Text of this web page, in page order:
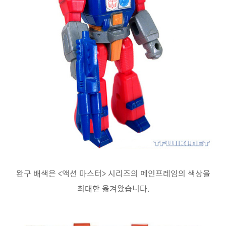
완구 배색은 <액션 마스터> 시리즈의 메인프레임의 색상을
최대한 옮겨왔습니다.